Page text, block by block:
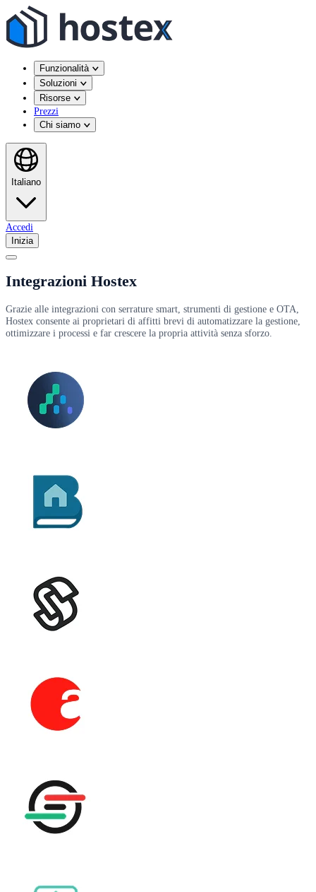
Funzionalità
Soluzioni
Risorse
Prezzi
Chi siamo
Italiano
Accedi
Inizia
Integrazioni Hostex
Grazie alle integrazioni con serrature smart, strumenti di gestione e OTA,
Hostex consente ai proprietari di affitti brevi di automatizzare la gestione,
ottimizzare i processi e far crescere la propria attività senza sforzo.